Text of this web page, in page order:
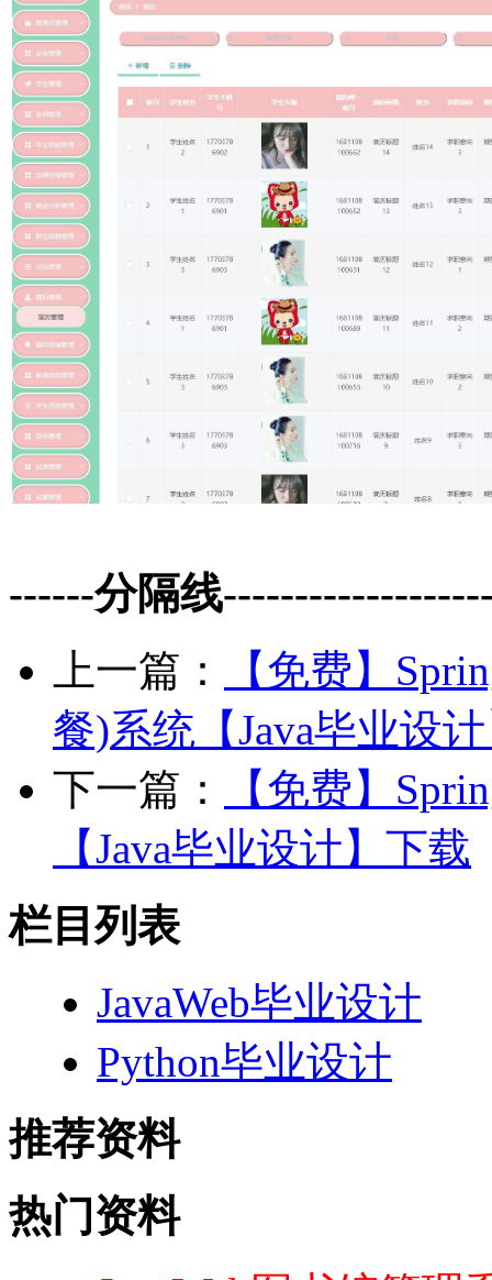
------分隔线
上一篇：
【免费】
餐)系统【Java毕业设
下一篇：
【免费】
【Java毕业设计】下载
栏目列表
JavaWeb毕业设计
Python毕业设计
推荐资料
热门资料